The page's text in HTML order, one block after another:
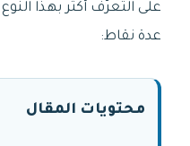
على التعرّف أكثر بهذا
عدة نقاط:
محتويات المقال